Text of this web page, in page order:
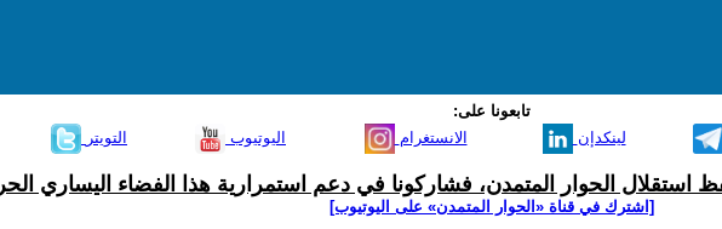
تابعونا على:
التويتر اليوتيوب الانستغرام لينكدإن
استقلال الحوار المتمدن، فشاركونا في دعم استمرارية هذا الفضاء اليساري الحر
[اشترك في قناة ‫«الحوار المتمدن» على اليوتيوب]